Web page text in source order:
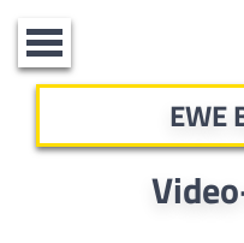
Toggle
navigation
EWE